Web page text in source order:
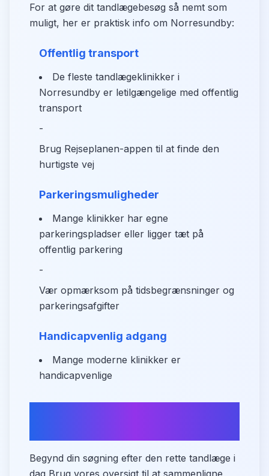
For at gøre dit tandlægebesøg så nemt som
muligt, her er praktisk info om Norresundby:
Offentlig transport
De fleste tandlægeklinikker i
Norresundby er letilgængelige med offentlig
transport
-
Brug Rejseplanen-appen til at finde den
hurtigste vej
Parkeringsmuligheder
Mange klinikker har egne
parkeringspladser eller ligger tæt på
offentlig parkering
-
Vær opmærksom på tidsbegrænsninger og
parkeringsafgifter
Handicapvenlig adgang
Mange moderne klinikker er
handicapvenlige
Begynd din søgning efter den rette tandlæge i
dag Brug vores oversigt til at sammenligne